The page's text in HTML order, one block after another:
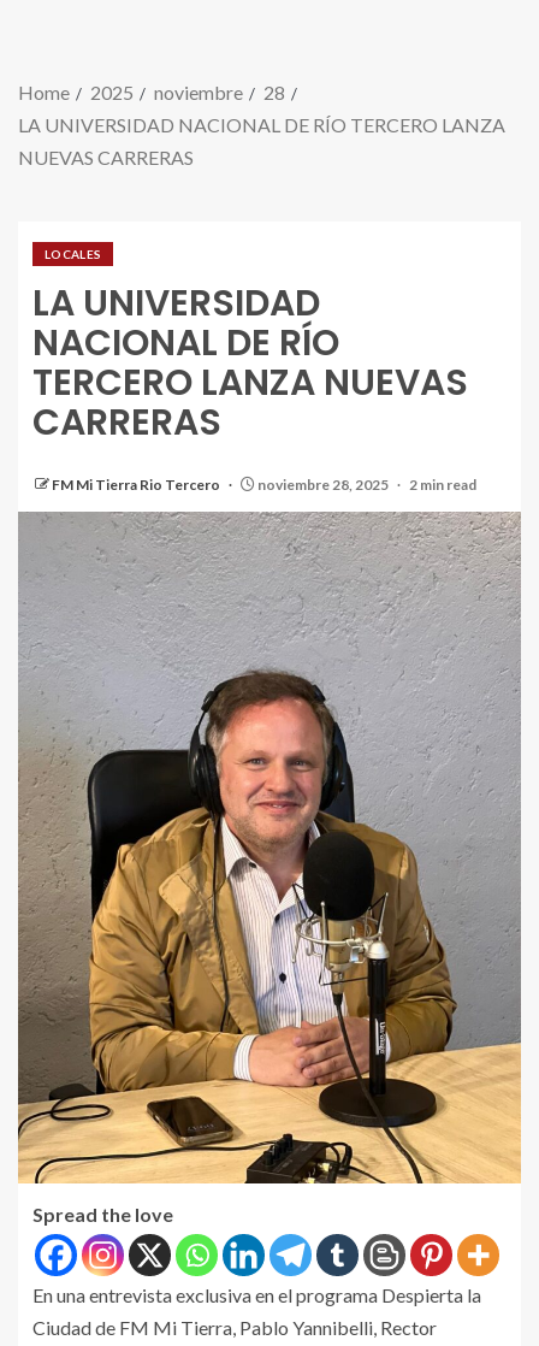
Home 2025 noviembre
28
LA UNIVERSIDAD NACIONAL DE RÍO TERCERO LANZA
NUEVAS CARRERAS
LOCALES
LA UNIVERSIDAD
NACIONAL DE RÍO
TERCERO LANZA NUEVAS
CARRERAS
FM Mi Tierra Rio Tercero noviembre 28, 2025 2 min read
Spread the love
En una entrevista exclusiva en el programa Despierta la
Ciudad de FM Mi Tierra, Pablo Yannibelli, Rector